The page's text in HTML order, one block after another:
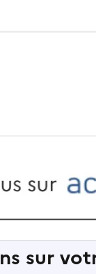
sur